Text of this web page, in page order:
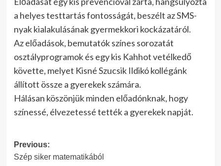
a helyes testtartás fontosságát, beszélt az SMS-
nyak kialakulásának gyermekkori kockázatáról.
Az előadások, bemutatók színes sorozatát
osztályprogramok és egy kis Kahhot vetélkedő
követte, melyet Kisné Szucsik Ildikó kollégánk
állított össze a gyerekek számára.
Hálásan köszönjük minden előadónknak, hogy
színessé, élvezetessé tették a gyerekek napját.
Post
navigation
Previous:
Szép siker matematikából